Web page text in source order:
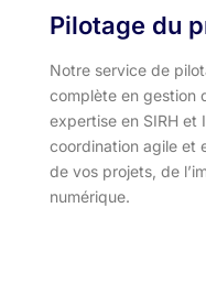
Pilotage du
Notre service de
complète en gestion
expertise en SIRH et
coordination agile et
de vos projets, de
numérique.